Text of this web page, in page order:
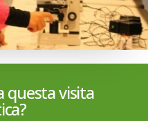
questa visita